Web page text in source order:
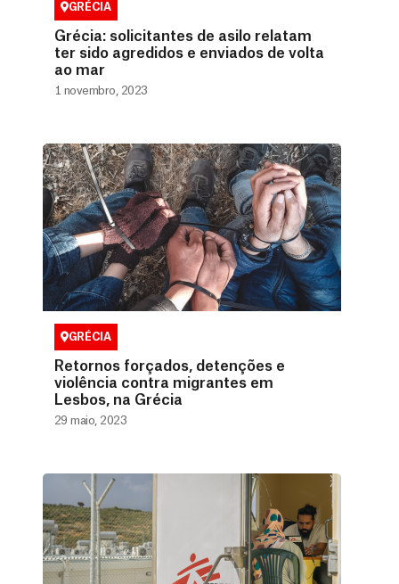
GRÉCIA
Grécia: solicitantes de asilo relatam
ter sido agredidos e enviados de volta
ao mar
1 novembro, 2023
GRÉCIA
Retornos forçados, detenções e
violência contra migrantes em
Lesbos, na Grécia
29 maio, 2023